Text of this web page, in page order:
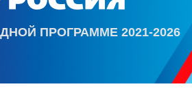
ПРОГРАММЕ 2021-2026